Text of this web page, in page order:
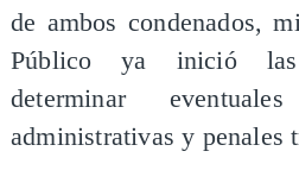
de ambos condenados,
Público ya inició las
determinar eventuales
administrativas y penales